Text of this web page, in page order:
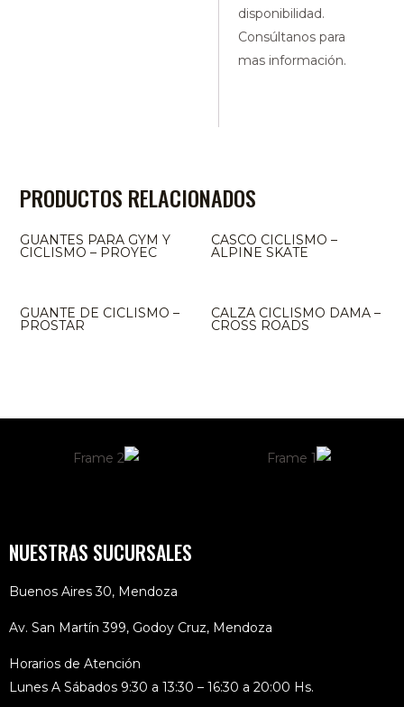
disponibilidad.
Consúltanos para
mas información.
PRODUCTOS RELACIONADOS
GUANTES PARA GYM Y
CICLISMO – PROYEC
CASCO CICLISMO –
ALPINE SKATE
GUANTE DE CICLISMO –
PROSTAR
CALZA CICLISMO DAMA –
CROSS ROADS
NUESTRAS SUCURSALES
Buenos Aires 30, Mendoza
Av. San Martín 399, Godoy Cruz, Mendoza
Horarios de Atención
Lunes A Sábados 9:30 a 13:30 – 16:30 a 20:00 Hs.